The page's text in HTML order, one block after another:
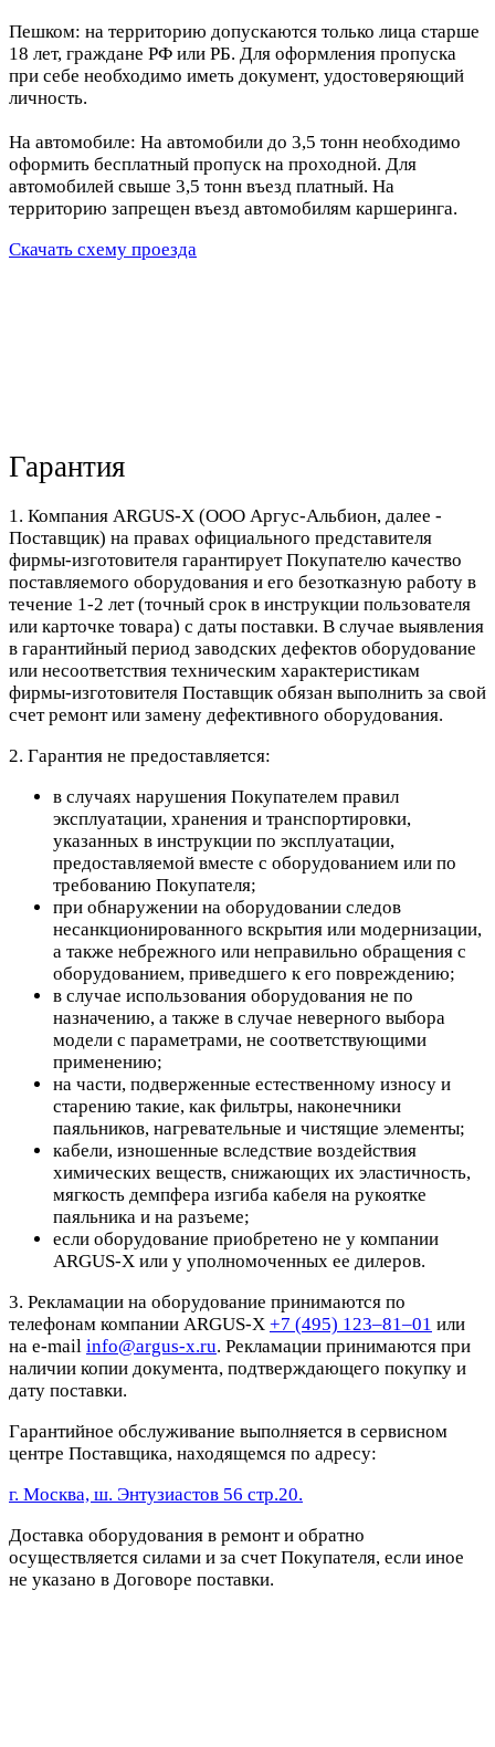
Пешком: на территорию допускаются только лица старше
18 лет, граждане РФ или РБ. Для оформления пропуска
при себе необходимо иметь документ, удостоверяющий
личность.
На автомобиле: На автомобили до 3,5 тонн необходимо
оформить бесплатный пропуск на проходной. Для
автомобилей свыше 3,5 тонн въезд платный. На
территорию запрещен въезд автомобилям каршеринга.
Скачать схему проезда
Гарантия
1. Компания ARGUS-X (ООО Аргус-Альбион, далее -
Поставщик) на правах официального представителя
фирмы-изготовителя гарантирует Покупателю качество
поставляемого оборудования и его безотказную работу в
течение 1-2 лет (точный срок в инструкции пользователя
или карточке товара) с даты поставки. В случае выявления
в гарантийный период заводских дефектов оборудование
или несоответствия техническим характеристикам
фирмы-изготовителя Поставщик обязан выполнить за свой
счет ремонт или замену дефективного оборудования.
2. Гарантия не предоставляется:
в случаях нарушения Покупателем правил
эксплуатации, хранения и транспортировки,
указанных в инструкции по эксплуатации,
предоставляемой вместе с оборудованием или по
требованию Покупателя;
при обнаружении на оборудовании следов
несанкционированного вскрытия или модернизации,
а также небрежного или неправильно обращения с
оборудованием, приведшего к его повреждению;
в случае использования оборудования не по
назначению, а также в случае неверного выбора
модели с параметрами, не соответствующими
применению;
на части, подверженные естественному износу и
старению такие, как фильтры, наконечники
паяльников, нагревательные и чистящие элементы;
кабели, изношенные вследствие воздействия
химических веществ, снижающих их эластичность,
мягкость демпфера изгиба кабеля на рукоятке
паяльника и на разъеме;
если оборудование приобретено не у компании
ARGUS-X или у уполномоченных ее дилеров.
3. Рекламации на оборудование принимаются по
телефонам компании ARGUS-X +7 (495) 123–81–01 или
на e-mail info@argus-x.ru. Рекламации принимаются при
наличии копии документа, подтверждающего покупку и
дату поставки.
Гарантийное обслуживание выполняется в сервисном
центре Поставщика, находящемся по адресу:
г. Москва, ш. Энтузиастов 56 стр.20.
Доставка оборудования в ремонт и обратно
осуществляется силами и за счет Покупателя, если иное
не указано в Договоре поставки.